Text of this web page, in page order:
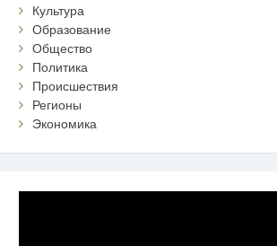
Культура
Образование
Общество
Политика
Происшествия
Регионы
Экономика